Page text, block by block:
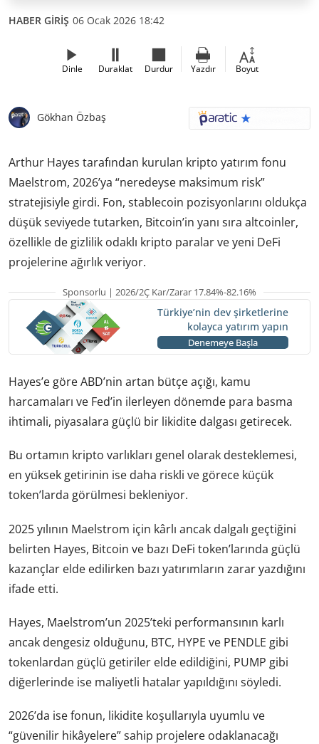
HABER GİRİŞ 06 Ocak 2026 18:42
Dinle Duraklat Durdur Yazdır Boyut
Gökhan Özbaş
Arthur Hayes tarafından kurulan kripto yatırım fonu
Maelstrom, 2026’ya “neredeyse maksimum risk”
stratejisiyle girdi. Fon, stablecoin pozisyonlarını oldukça
düşük seviyede tutarken, Bitcoin’in yanı sıra altcoinler,
özellikle de gizlilik odaklı kripto paralar ve yeni DeFi
projelerine ağırlık veriyor.
Sponsorlu | 2026/2Ç Kar/Zarar 17.84%-82.16%
Türkiye’nin dev şirketlerine
kolayca yatırım yapın
Denemeye Başla
Hayes’e göre ABD’nin artan bütçe açığı, kamu
harcamaları ve Fed’in ilerleyen dönemde para basma
ihtimali, piyasalara güçlü bir likidite dalgası getirecek.
Bu ortamın kripto varlıkları genel olarak desteklemesi,
en yüksek getirinin ise daha riskli ve görece küçük
token’larda görülmesi bekleniyor.
2025 yılının Maelstrom için kârlı ancak dalgalı geçtiğini
belirten Hayes, Bitcoin ve bazı DeFi token’larında güçlü
kazançlar elde edilirken bazı yatırımların zarar yazdığını
ifade etti.
Hayes, Maelstrom’un 2025’teki performansının karlı
ancak dengesiz olduğunu, BTC, HYPE ve PENDLE gibi
tokenlardan güçlü getiriler elde edildiğini, PUMP gibi
diğerlerinde ise maliyetli hatalar yapıldığını söyledi.
2026’da ise fonun, likidite koşullarıyla uyumlu ve
“güvenilir hikâyelere” sahip projelere odaklanacağı